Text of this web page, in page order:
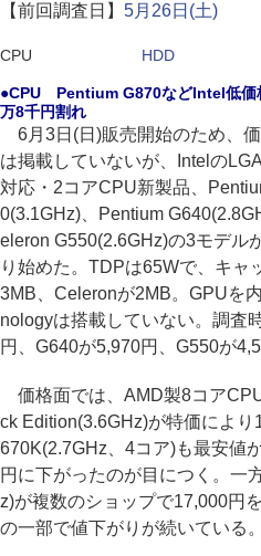
【前回調査日】 5月26日(土)
CPU HDD
●CPU Pentium G870などIntel低価
万8千円割れ
6月3日(日)販売開始のため、
は掲載していないが、Intelの
対応・2コアCPU新製品、
0(3.1GHz)、Pentium
eleron G550(2.6GHz)の3モデル
り始めた。TDPは65Wで、キャ
3MB、Celeronが2MB。GPUを
nologyは搭載していない。調査
円、G640が5,970円、G550が
価格面では、AMD製8コア
ck Edition(3.6GHz)が特価によ
670K(2.7GHz、4コア)も最安値
円に下がったのが目につく。一
z)が複数のショップで17,000円
の一部で値下がりが続いている。